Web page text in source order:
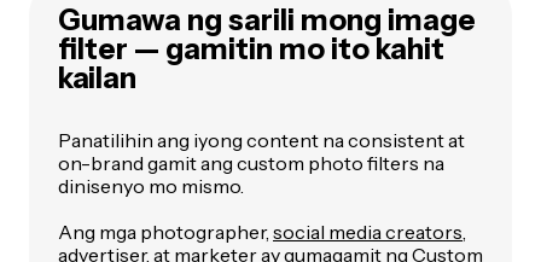
Gumawa ng sarili mong image
filter — gamitin mo ito kahit
kailan
Panatilihin ang iyong content na consistent at
on-brand gamit ang custom photo filters na
dinisenyo mo mismo.
Ang mga photographer, social media creators
advertiser, at marketeray gumagamit ng Custom